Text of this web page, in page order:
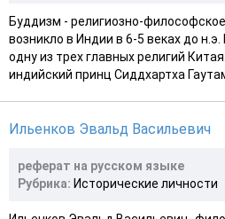
Буддизм - религиозно-
возникло в Индии в 6-5 веках до
одну из трех главных религий
индийский принц Сиддхартха
Ильенков Эвальд Васильевич
реферат на русском языке
Рубрика: Исторические личности